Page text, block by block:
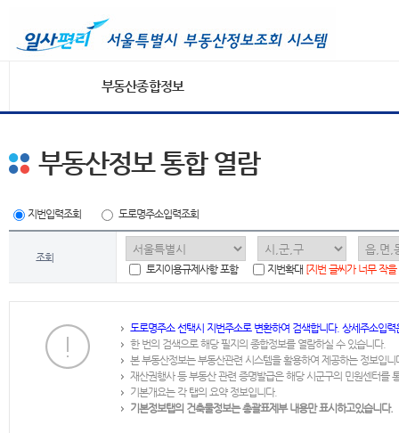
부동산종합정보
부동산정보 통합 열람
지번입력조회 도로명주소입력조회
조회
토지이용규제사항 포함
지번확대 [지번 글씨가 너무 작
도로명주소 선택시 지번주소로 변환하여 검색합니다. 상세주소입
한 번의 검색으로 해당 필지의 종합정보를 열람하실 수 있습니다.
본 부동산정보는 부동산관련 시스템을 활용하여 제공하는 정보입니
재산권행사 등 부동산 관련 증명발급은 해당 시군구의 민원센터를
기본개요는 각 탭의 요약 정보입니다.
기본정보탭의 건축물정보는 총괄표제부 내용만 표시하고있습니다.